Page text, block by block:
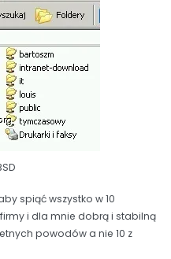
spiąć wszystko w 10
i dla mnie dobrą i stabilną
powodów a nie 10 z